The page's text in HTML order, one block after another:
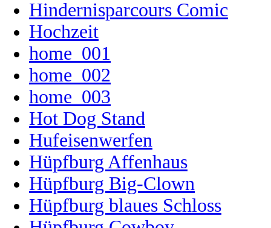
Hindernisparcours Comic
Hochzeit
home_001
home_002
home_003
Hot Dog Stand
Hufeisenwerfen
Hüpfburg Affenhaus
Hüpfburg Big-Clown
Hüpfburg blaues Schloss